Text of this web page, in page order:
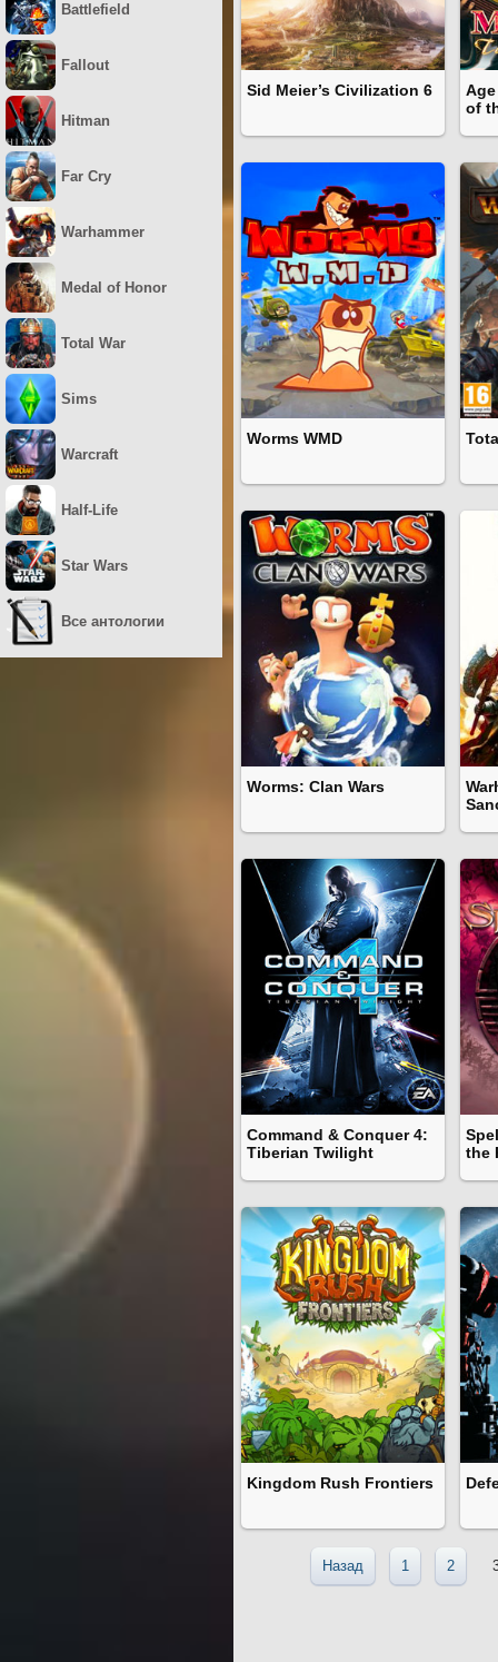
Sid Meier’s Civilization 6
of
Worms WMD
Worms: Clan Wars
Command & Conquer 4:
Tiberian Twilight
the
Kingdom Rush Frontiers
Назад 1 2
Battlefield
Fallout
Hitman
Far Cry
Warhammer
Medal of Honor
Total War
Sims
Warcraft
Half-Life
Star Wars
Все антологии